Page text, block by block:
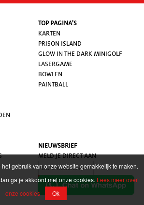
N
TOP PAGINA'S
KARTEN
PRISON ISLAND
GLOW IN THE DARK MINIGOLF
LASERGAME
BOWLEN
PAINTBALL
NIEUWSBRIEF
MELD JE DIRECT AAN
gebruik van onze website gemakkelijk te maken.
ga je akkoord met onze cookies. Lees meer over
onze cookies
Ok